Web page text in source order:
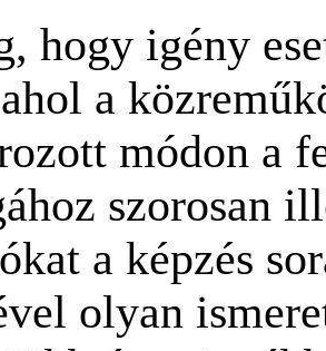
hogy igény
a
módon a
szorosan
a képzés
olyan